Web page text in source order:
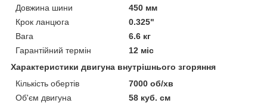
Довжина шини
450 мм
Крок ланцюга
0.325"
Вага
6.6 кг
Гарантійний термін
12 міс
Характеристики двигуна внутрішнього згоряння
Кількість обертів
7000 об/хв
Об'єм двигуна
58 куб. см